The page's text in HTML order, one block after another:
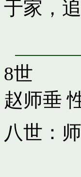
于家，
8世
赵师垂
八世：